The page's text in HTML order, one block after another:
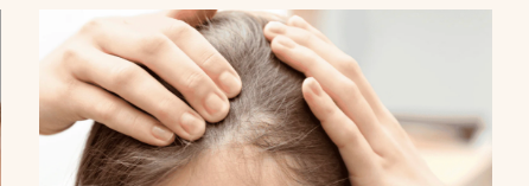
vaginal, à condition d’être bien informée. Dans cet
article, nous explorons les aspects essentiels de
l’hygiène intime, les preuves scientifiques sur les lasers
vaginaux et l’usage de l’acide hyaluronique injecté ou en
topique, pour vous éclairer sur les options disponibles.